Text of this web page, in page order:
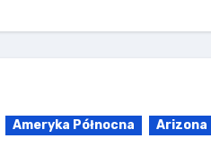
Ameryka Północna Arizona